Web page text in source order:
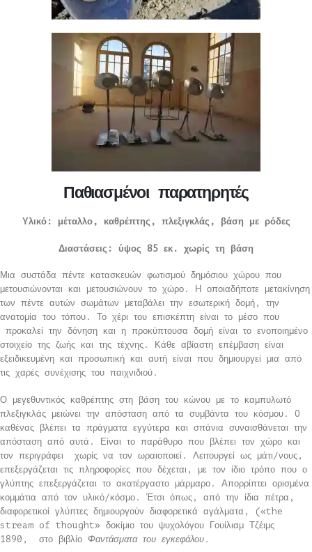
Παθιασμένοι παρατηρητές
Υλικό: μέταλλο, καθρέπτης, πλεξιγκλάς, βάση με ρόδες
Διαστάσεις: ύψος 85 εκ. χωρίς τη βάση
Μια συστάδα πέντε κατασκευών φωτισμού δημόσιου χώρου που
μετουσιώνονται και μετουσιώνουν το χώρο. Η οποιαδήποτε μετακίνηση
των πέντε αυτών σωμάτων μεταβάλει την εσωτερική δομή, την
ανατομία του τόπου. Το χέρι του επισκέπτη είναι το μέσο που
προκαλεί την δόνηση και η προκύπτουσα δομή είναι το ενοποιημένο
στοιχείο της ζωής και της τέχνης. Κάθε αβίαστη επέμβαση είναι
εξειδικευμένη και προσωπική και αυτή είναι που δημιουργεί μια από
τις χαρές συνέχισης του παιχνιδιού.
Ο μεγεθυντικός καθρέπτης στη βάση του κώνου με το καμπυλωτό
πλεξιγκλάς μειώνει την απόσταση από τα συμβάντα του κόσμου. O
καθένας βλέπει τα πράγματα εγγύτερα και σπάνια συναισθάνεται την
απόσταση από αυτά. Είναι το παράθυρο που βλέπει τον χώρο και
τον περιγράφει χωρίς να τον ωραιοποιεί. Λειτουργεί ως μάτι/νους,
επεξεργάζεται τις πληροφορίες που δέχεται, με τον ίδιο τρόπο που ο
γλύπτης επεξεργάζεται το ακατέργαστο μάρμαρο. Απορρίπτει ορισμένα
κομμάτια από τον υλικό/κόσμο. Έτσι όπως, από την ίδια πέτρα,
διαφορετικοί γλύπτες δημιουργούν διαφορετικά αγάλματα, («the
stream of thought» δοκίμιο του ψυχολόγου Γουίλιαμ Τζέιμς
1890, στο βιβλίο Φαντάσματα του εγκεφάλου.